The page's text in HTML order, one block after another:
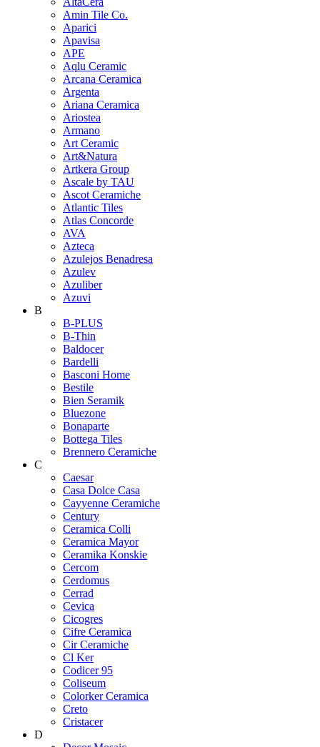
Amin Tile Co.
Aparici
Apavisa
APE
Aqlu Ceramic
Arcana Ceramica
Argenta
Ariana Ceramica
Ariostea
Armano
Art Ceramic
Art&Natura
Artkera Group
Ascale by TAU
Ascot Ceramiche
Atlantic Tiles
Atlas Concorde
AVA
Azteca
Azulejos Benadresa
Azulev
Azuliber
Azuvi
B
B-PLUS
B-Thin
Baldocer
Bardelli
Basconi Home
Bestile
Bien Seramik
Bluezone
Bonaparte
Bottega Tiles
Brennero Ceramiche
C
Caesar
Casa Dolce Casa
Cayyenne Ceramiche
Century
Ceramica Colli
Ceramica Mayor
Ceramika Konskie
Cercom
Cerdomus
Cerrad
Cevica
Cicogres
Cifre Ceramica
Cir Ceramiche
Cl Ker
Codicer 95
Coliseum
Colorker Ceramica
Creto
Cristacer
D